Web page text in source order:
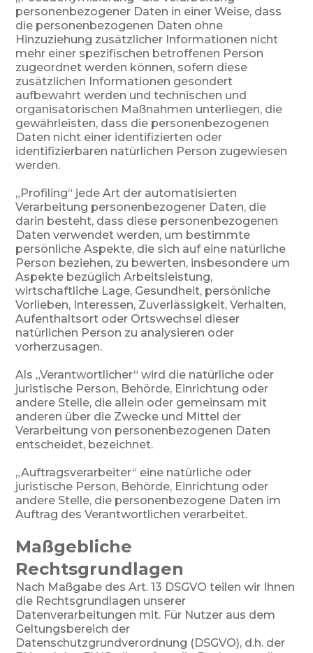
personenbezogener Daten in einer Weise, dass
die personenbezogenen Daten ohne
Hinzuziehung zusätzlicher Informationen nicht
mehr einer spezifischen betroffenen Person
zugeordnet werden können, sofern diese
zusätzlichen Informationen gesondert
aufbewahrt werden und technischen und
organisatorischen Maßnahmen unterliegen, die
gewährleisten, dass die personenbezogenen
Daten nicht einer identifizierten oder
identifizierbaren natürlichen Person zugewiesen
werden.
„Profiling“ jede Art der automatisierten
Verarbeitung personenbezogener Daten, die
darin besteht, dass diese personenbezogenen
Daten verwendet werden, um bestimmte
persönliche Aspekte, die sich auf eine natürliche
Person beziehen, zu bewerten, insbesondere um
Aspekte bezüglich Arbeitsleistung,
wirtschaftliche Lage, Gesundheit, persönliche
Vorlieben, Interessen, Zuverlässigkeit, Verhalten,
Aufenthaltsort oder Ortswechsel dieser
natürlichen Person zu analysieren oder
vorherzusagen.
Als „Verantwortlicher“ wird die natürliche oder
juristische Person, Behörde, Einrichtung oder
andere Stelle, die allein oder gemeinsam mit
anderen über die Zwecke und Mittel der
Verarbeitung von personenbezogenen Daten
entscheidet, bezeichnet.
„Auftragsverarbeiter“ eine natürliche oder
juristische Person, Behörde, Einrichtung oder
andere Stelle, die personenbezogene Daten im
Auftrag des Verantwortlichen verarbeitet.
Maßgebliche
Rechtsgrundlagen
Nach Maßgabe des Art. 13 DSGVO teilen wir Ihnen
die Rechtsgrundlagen unserer
Datenverarbeitungen mit. Für Nutzer aus dem
Geltungsbereich der
Datenschutzgrundverordnung (DSGVO), d.h. der